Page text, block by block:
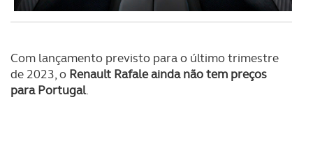
Com lançamento previsto para o último trimestre
de 2023, o Renault Rafale ainda não tem preços
para Portugal.